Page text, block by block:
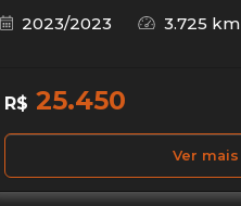
2023/2023
3.725 km
R$ 25.450
Ver mais